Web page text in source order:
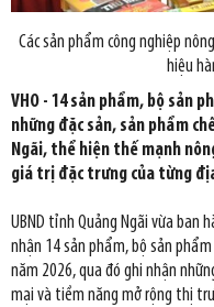
Các sản phẩm công nghiệp
hiệu
VHO - 14 sản phẩm, bộ sản
những đặc sản, sản phẩm
Ngãi, thể hiện thế mạnh
giá trị đặc trưng của từng
UBND tỉnh Quảng Ngãi vừa ban
nhận 14 sản phẩm, bộ sản
năm 2026, qua đó ghi nhận
mại và tiềm năng mở rộng thị